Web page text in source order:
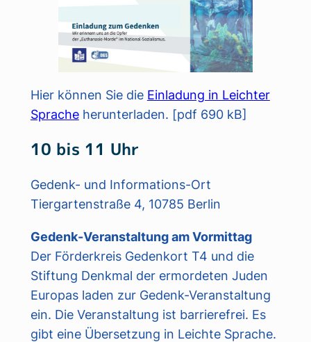
Hier können Sie die Einladung in Leichter
Spracheherunterladen. [pdf 690 kB]
10 bis 11 Uhr
Gedenk- und Informations-Ort
Tiergartenstraße 4, 10785 Berlin
Gedenk-Veranstaltung am Vormittag
Der Förderkreis Gedenkort T4 und die
Stiftung Denkmal der ermordeten Juden
Europas laden zur Gedenk-Veranstaltung
ein. Die Veranstaltung ist barrierefrei. Es
gibt eine Übersetzung in Leichte Sprache.